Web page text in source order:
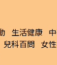
生活健康
兒科百問 女